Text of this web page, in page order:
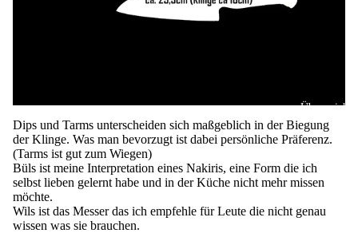
Über mich
Dips und Tarms unterscheiden sich maßgeblich in der Biegung
der Klinge. Was man bevorzugt ist dabei persönliche Präferenz.
(Tarms ist gut zum Wiegen)
Büls ist meine Interpretation eines Nakiris, eine Form die ich
selbst lieben gelernt habe und in der Küche nicht mehr missen
möchte.
Wils ist das Messer das ich empfehle für Leute die nicht genau
wissen was sie brauchen.